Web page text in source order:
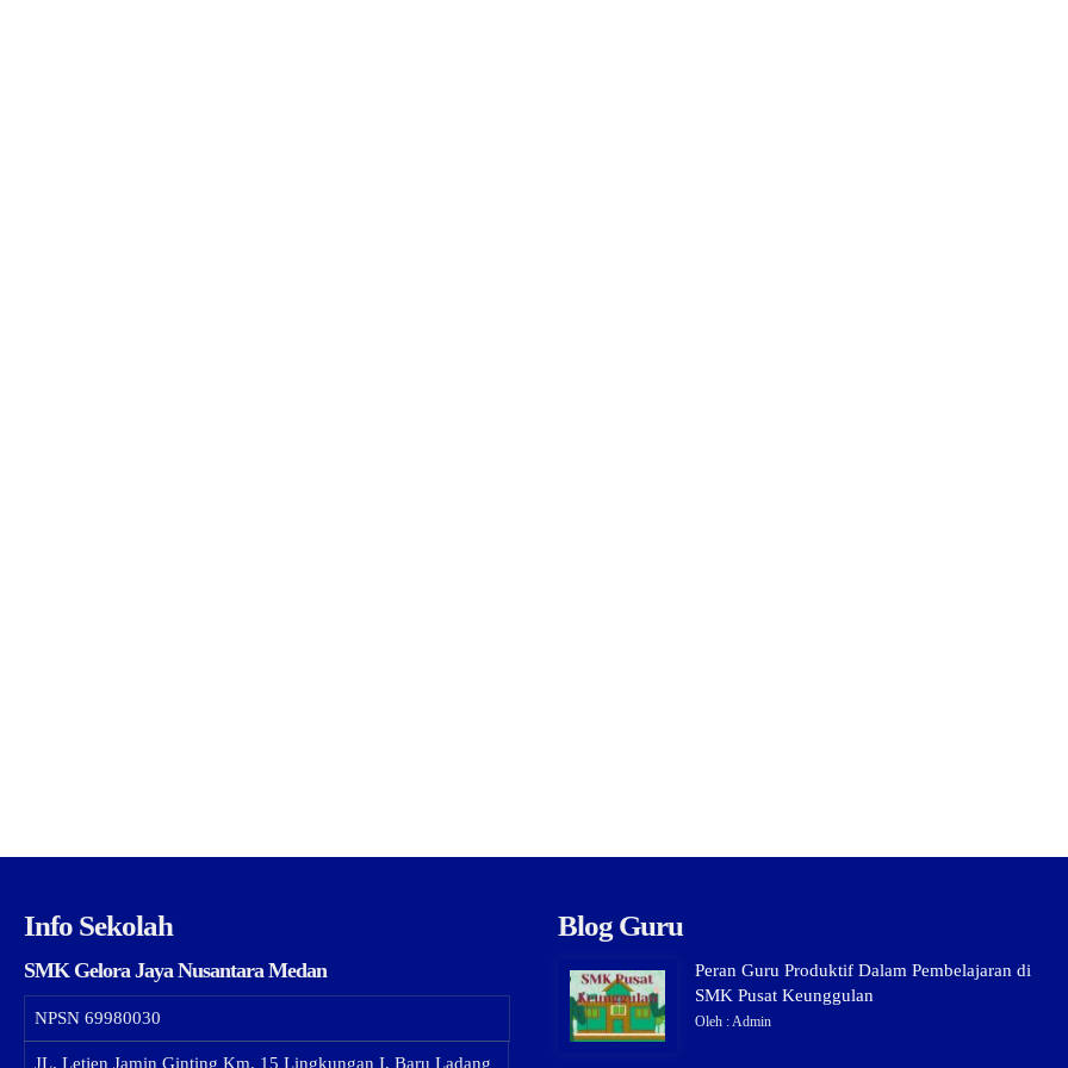
Info Sekolah
SMK Gelora Jaya Nusantara Medan
NPSN 69980030
JL. Letjen Jamin Ginting Km. 15 Lingkungan I, Baru Ladang
Blog Guru
Peran Guru Produktif Dalam Pembelajaran di
SMK Pusat Keunggulan
Oleh : Admin